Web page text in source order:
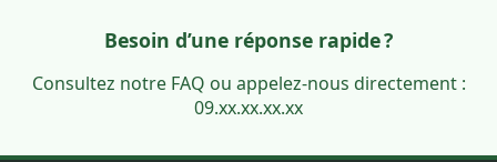
Besoin d’une réponse rapide ?
Consultez notre FAQ ou appelez-nous directement :
09.xx.xx.xx.xx